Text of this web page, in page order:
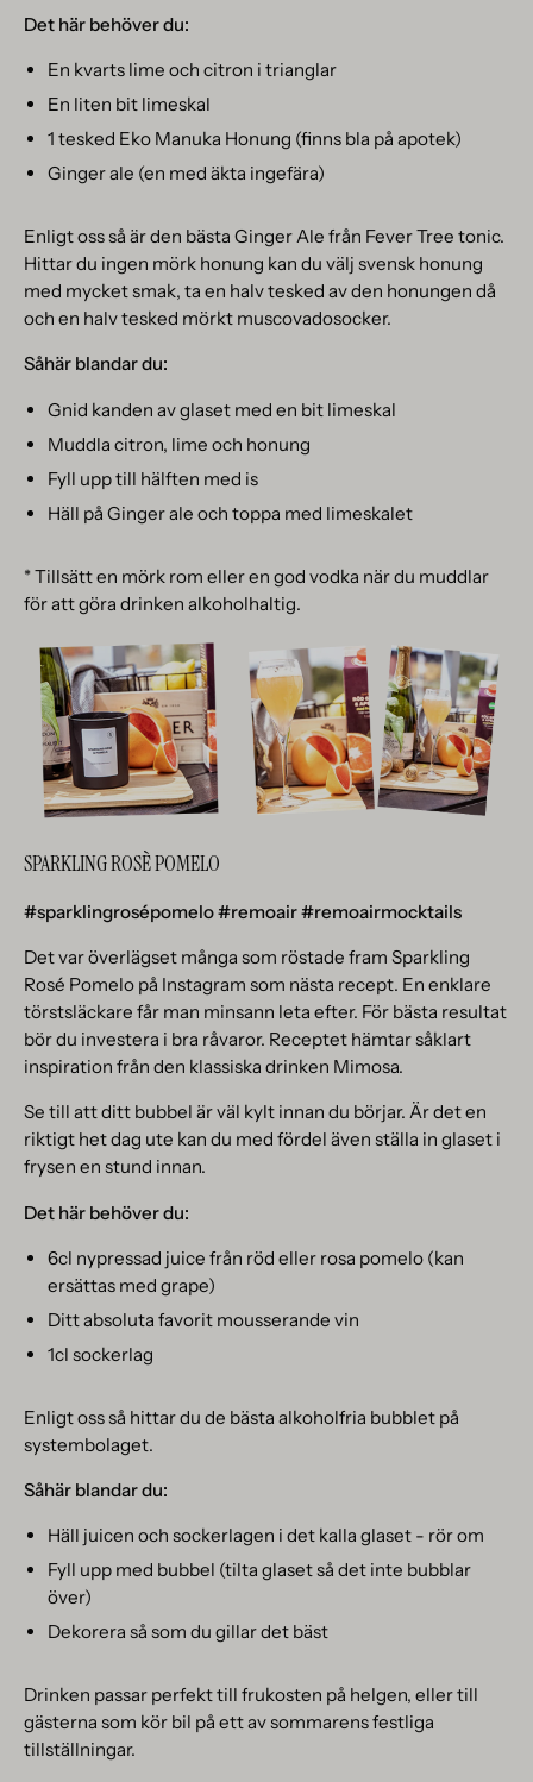
Det här behöver du:
En kvarts lime och citron i trianglar
En liten bit limeskal
1 tesked Eko Manuka Honung (finns bla på apotek)
Ginger ale (en med äkta ingefära)
Enligt oss så är den bästa Ginger Ale från Fever Tree tonic.
Hittar du ingen mörk honung kan du välj svensk honung
med mycket smak, ta en halv tesked av den honungen då
och en halv tesked mörkt muscovadosocker.
Såhär blandar du:
Gnid kanden av glaset med en bit limeskal
Muddla citron, lime och honung
Fyll upp till hälften med is
Häll på Ginger ale och toppa med limeskalet
* Tillsätt en mörk rom eller en god vodka när du muddlar
för att göra drinken alkoholhaltig.
SPARKLING ROSÈ POMELO
#sparklingrosépomelo #remoair #remoairmocktails
Det var överlägset många som röstade fram Sparkling
Rosé Pomelo på Instagram som nästa recept. En enklare
törstsläckare får man minsann leta efter. För bästa resultat
bör du investera i bra råvaror. Receptet hämtar såklart
inspiration från den klassiska drinken Mimosa.
Se till att ditt bubbel är väl kylt innan du börjar. Är det en
riktigt het dag ute kan du med fördel även ställa in glaset i
frysen en stund innan.
Det här behöver du:
6cl nypressad juice från röd eller rosa pomelo (kan
ersättas med grape)
Ditt absoluta favorit mousserande vin
1cl sockerlag
Enligt oss så hittar du de bästa alkoholfria bubblet på
systembolaget.
Såhär blandar du:
Häll juicen och sockerlagen i det kalla glaset - rör om
Fyll upp med bubbel (tilta glaset så det inte bubblar
över)
Dekorera så som du gillar det bäst
Drinken passar perfekt till frukosten på helgen, eller till
gästerna som kör bil på ett av sommarens festliga
tillställningar.